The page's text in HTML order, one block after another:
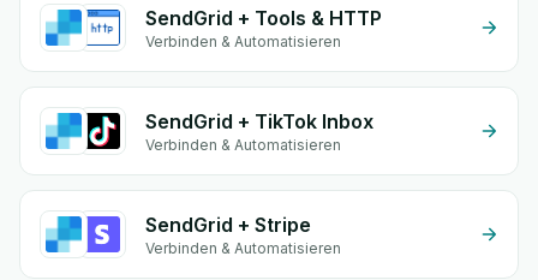
SendGrid + Tools & HTTP
Verbinden & Automatisieren
SendGrid + TikTok Inbox
Verbinden & Automatisieren
SendGrid + Stripe
Verbinden & Automatisieren